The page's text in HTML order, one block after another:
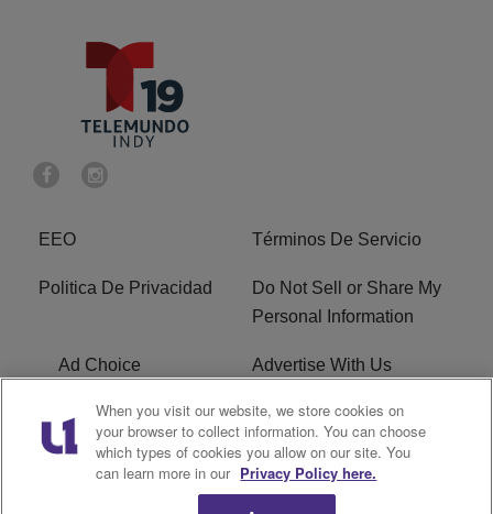
EEO Términos De Servicio
Politica De Privacidad
Do Not Sell or Share My
Personal Information
Ad Choice Advertise With Us
Terms of Service R1 Digital
Closed Captioning
When you visit our website, we store cookies on
your browser to collect information. You can choose
which types of cookies you allow on our site. You
can learn more in our Privacy Policy here.